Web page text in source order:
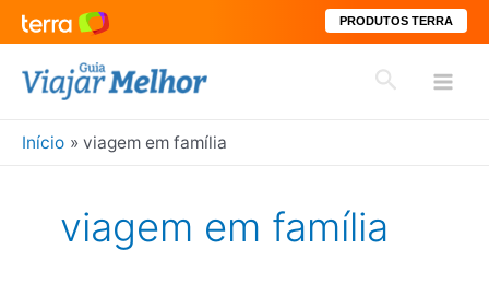
PRODUTOS TERRA
para
conteúdo
Pesquisar
Início viagem em família
viagem em família